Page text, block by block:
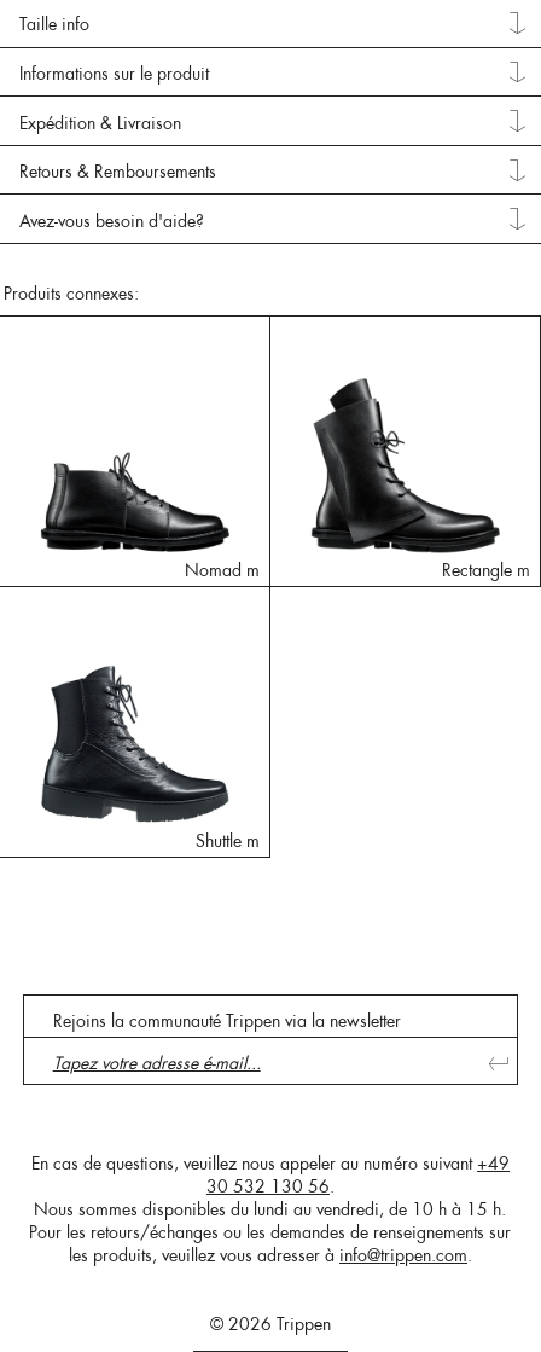
Taille info
Informations sur le produit
Expédition & Livraison
Retours & Remboursements
Avez-vous besoin d'aide?
Produits connexes:
Nomad m Rectangle m
Shuttle m
Rejoins la communauté Trippen via la newsletter
En cas de questions, veuillez nous appeler au numéro suivant +49
30 532 130 56.
Nous sommes disponibles du lundi au vendredi, de 10 h à 15 h.
Pour les retours/échanges ou les demandes de renseignements sur
les produits, veuillez vous adresser à info@trippen.com.
© 2026 Trippen